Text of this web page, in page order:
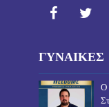
ΓΥΝΑΙΚΕΣ